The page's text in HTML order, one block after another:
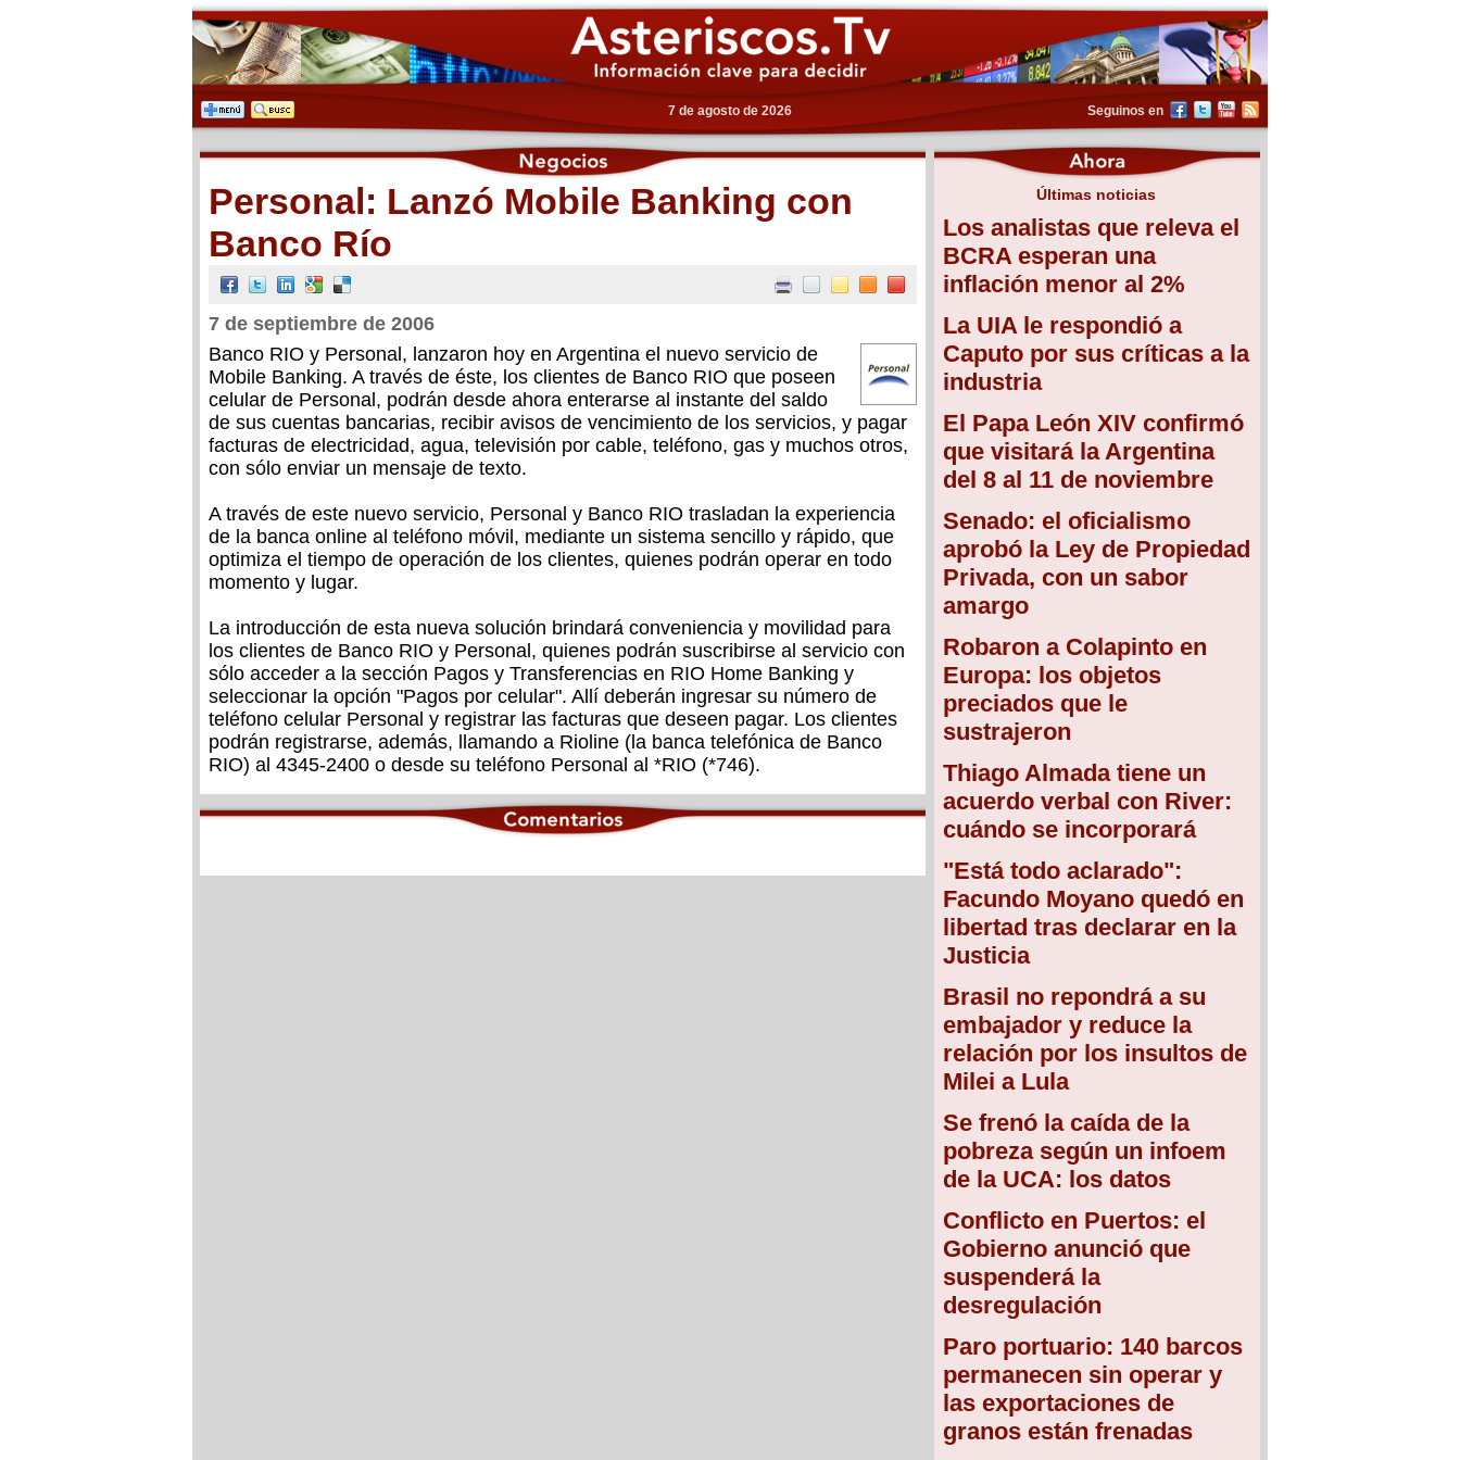
7 de agosto de 2026 Seguinos en
Últimas noticias
Los analistas que releva el
BCRA esperan una
inflación menor al 2%
La UIA le respondió a
Caputo por sus críticas a la
industria
El Papa León XIV confirmó
que visitará la Argentina
del 8 al 11 de noviembre
Senado: el oficialismo
aprobó la Ley de Propiedad
Privada, con un sabor
amargo
Robaron a Colapinto en
Europa: los objetos
preciados que le
sustrajeron
Thiago Almada tiene un
acuerdo verbal con River:
cuándo se incorporará
"Está todo aclarado":
Facundo Moyano quedó en
libertad tras declarar en la
Justicia
Brasil no repondrá a su
embajador y reduce la
relación por los insultos de
Milei a Lula
Se frenó la caída de la
pobreza según un infoem
de la UCA: los datos
Conflicto en Puertos: el
Gobierno anunció que
suspenderá la
desregulación
Paro portuario: 140 barcos
permanecen sin operar y
las exportaciones de
granos están frenadas
Personal: Lanzó Mobile Banking con
Banco Río
7 de septiembre de 2006
Banco RIO y Personal, lanzaron hoy en Argentina el nuevo servicio de
Mobile Banking. A través de éste, los clientes de Banco RIO que poseen
celular de Personal, podrán desde ahora enterarse al instante del saldo
de sus cuentas bancarias, recibir avisos de vencimiento de los servicios, y pagar
facturas de electricidad, agua, televisión por cable, teléfono, gas y muchos otros,
con sólo enviar un mensaje de texto.
A través de este nuevo servicio, Personal y Banco RIO trasladan la experiencia
de la banca online al teléfono móvil, mediante un sistema sencillo y rápido, que
optimiza el tiempo de operación de los clientes, quienes podrán operar en todo
momento y lugar.
La introducción de esta nueva solución brindará conveniencia y movilidad para
los clientes de Banco RIO y Personal, quienes podrán suscribirse al servicio con
sólo acceder a la sección Pagos y Transferencias en RIO Home Banking y
seleccionar la opción "Pagos por celular". Allí deberán ingresar su número de
teléfono celular Personal y registrar las facturas que deseen pagar. Los clientes
podrán registrarse, además, llamando a Rioline (la banca telefónica de Banco
RIO) al 4345-2400 o desde su teléfono Personal al *RIO (*746).